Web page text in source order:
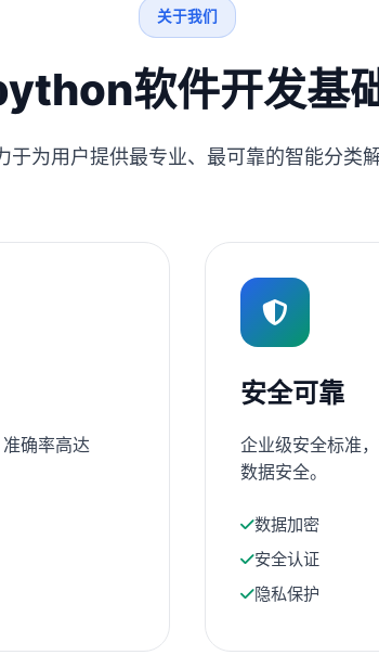
关于我们
软件开发基
于为用户提供最专业、最可靠的智能分类
确率高达
安全可靠
企业级安全标准
数据安全。
数据加密
安全认证
隐私保护